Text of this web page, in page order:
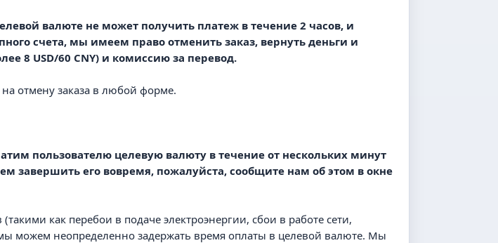
валюте не может получить платеж в течение 2 часов, и
счета, мы имеем право отменить заказ, вернуть деньги и
8 USD/60 CNY) и комиссию за перевод.
отмену заказа в любой форме.
пользователю целевую валюту в течение от нескольких минут
завершить его вовремя, пожалуйста, сообщите нам об этом в окне
как перебои в подаче электроэнергии, сбои в работе сети,
можем неопределенно задержать время оплаты в целевой валюте. Мы